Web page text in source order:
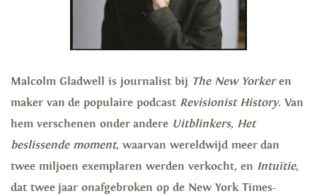
Malcolm Gladwell is journalist bij The New Yorkeren
maker van de populaire podcast Revisionist History. Van
hem verschenen onder andere Uitblinkers, Het
beslissende moment, waarvan wereldwijd meer dan
twee miljoen exemplaren werden verkocht, en Intuïtie,
dat twee jaar onafgebroken op de New York Times-